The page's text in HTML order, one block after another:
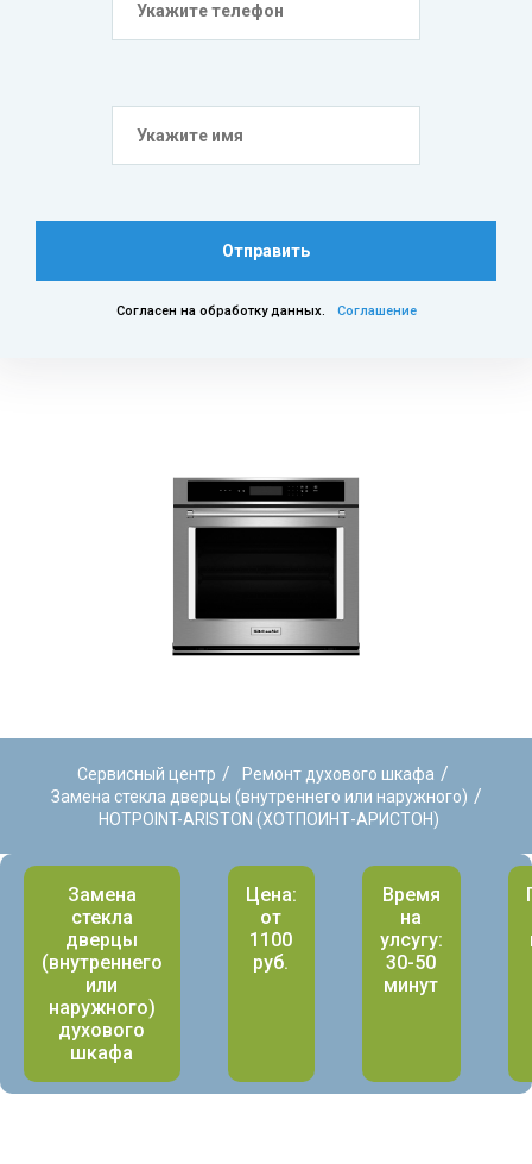
Отправить
Согласен на обработку данных. Соглашение
Сервисный центр / Ремонт духового шкафа /
Замена стекла дверцы (внутреннего или наружного) /
HOTPOINT-ARISTON (ХОТПОИНТ-АРИСТОН)
Замена
стекла
дверцы
(внутреннего
или
наружного)
духового
шкафа
Цена:
от
1100
руб.
Время
на
улсугу:
30-50
минут